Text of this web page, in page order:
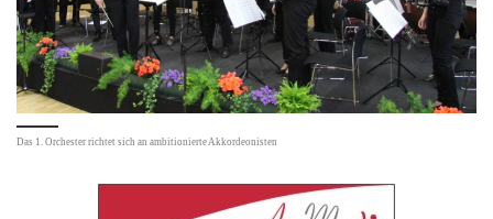
Das 1. Orchester richtet sich an ambitionierte Akkordeonisten